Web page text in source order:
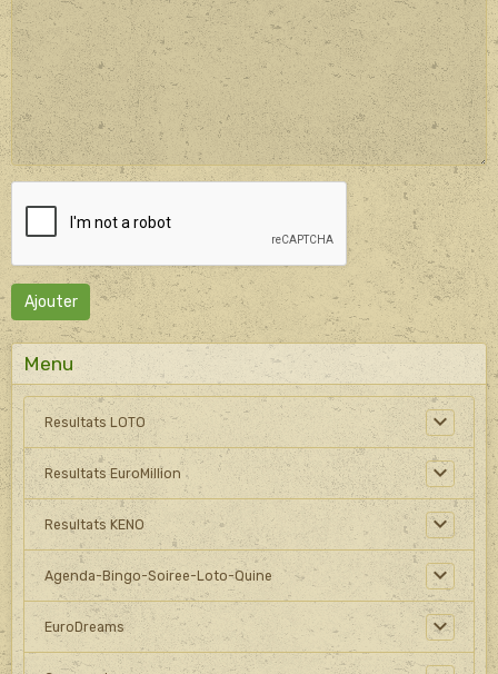
Ajouter
Menu
Resultats LOTO
Resultats EuroMillion
Resultats KENO
Agenda-Bingo-Soiree-Loto-Quine
EuroDreams